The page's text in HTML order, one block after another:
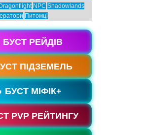
Dragonflight NPC Shadowlands
Питомці
БУСТ РЕЙДІВ
ПІДЗЕМЕЛЬ
БУСТ МІФІК+
PVP РЕЙТИНГУ